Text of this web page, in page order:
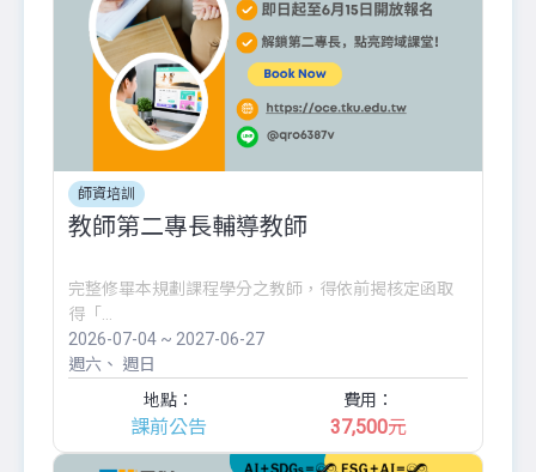
師資培訓
教師第二專長輔導教師
完整修畢本規劃課程學分之教師，得依前揭核定函取
得「...
2026-07-04 ~ 2027-06-27
週六
週日
地點：
課前公告
費用：
37,500元